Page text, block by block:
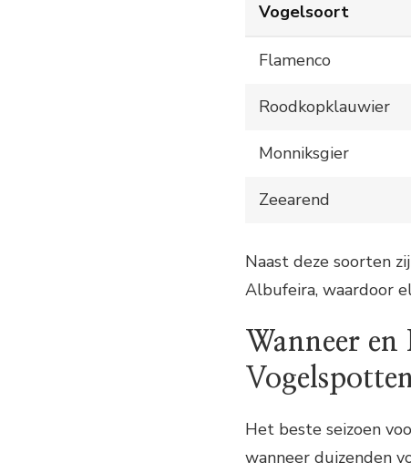
Vogelsoort
Fla­men­co
Rood­kop­klauwier
Mon­niks­gier
Zee­arend
Naast deze soorten
Albufeira, waardoor
Wanneer en
Het beste seizoen
wanneer duizenden